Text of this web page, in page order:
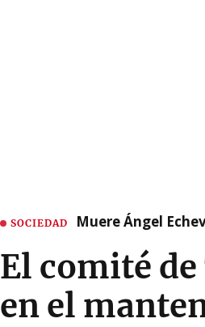
SOCIEDAD Muere Ángel
El comité
en el